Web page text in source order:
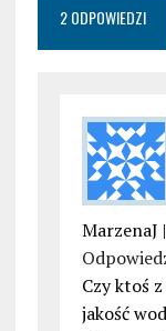
2 ODPOWIEDZI
MarzenaJ |
Czy ktoś
jakość